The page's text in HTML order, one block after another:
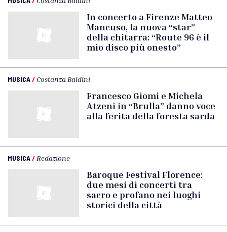
In concerto a Firenze Matteo
Mancuso, la nuova “star”
della chitarra: “Route 96 è il
mio disco più onesto”
MUSICA/ Costanza Baldini
Francesco Giomi e Michela
Atzeni in “Brulla” danno voce
alla ferita della foresta sarda
MUSICA/ Redazione
Baroque Festival Florence:
due mesi di concerti tra
sacro e profano nei luoghi
storici della città